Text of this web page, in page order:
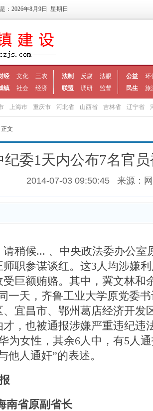
：2026年8月9日 星期日
经 文化
三农
镇
社会 经济
法制 反腐
法眼
联盟
调研 监督
公益
环
民生
旅
上海市 重庆市 河北省 山西省 吉林省 辽宁省
文
纪委1天内公布7名官
2014-07-03 09:50:45 来源：
稍候... 、中央政法委办公室
职参谋谈红。这3人均涉嫌
巨额贿赂。其中，冀文林和
一天，齐鲁工业大学原党委
宜昌市、鄂州葛店经济开发
，也被通报涉嫌严重违纪违
为女性，其余6人中，有5人
他人通奸”的表述。
省原副省长